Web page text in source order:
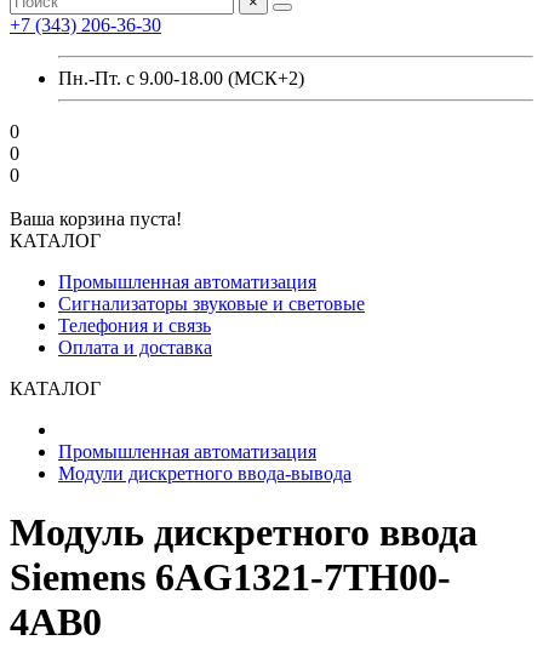
+7 (343) 206-36-30
Пн.-Пт. с 9.00-18.00 (МСК+2)
0
0
0
Ваша корзина пуста!
КАТАЛОГ
Промышленная автоматизация
Сигнализаторы звуковые и световые
Телефония и связь
Оплата и доставка
КАТАЛОГ
Промышленная автоматизация
Модули дискретного ввода-вывода
Модуль дискретного ввода
Siemens 6AG1321-7TH00-
4AB0